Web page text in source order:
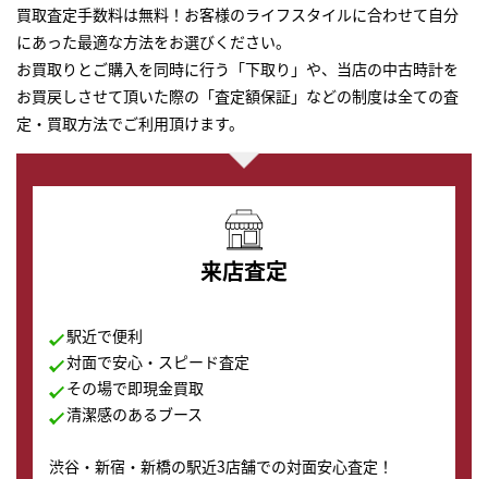
買取査定手数料は無料！お客様のライフスタイルに合わせて自分
にあった最適な方法をお選びください。
お買取りとご購入を同時に行う「下取り」や、当店の中古時計を
お買戻しさせて頂いた際の「査定額保証」などの制度は全ての査
定・買取方法でご利用頂けます。
来店査定
駅近で便利
対面で安心・スピード査定
その場で即現金買取
清潔感のあるブース
渋谷・新宿・新橋の駅近3店舗での対面安心査定！